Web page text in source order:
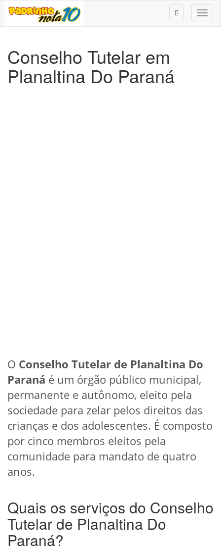
Conselho Tutelar em
Planaltina Do Paraná
O Conselho Tutelar de Planaltina Do
Paraná é um órgão público municipal,
permanente e autônomo, eleito pela
sociedade para zelar pelos direitos das
crianças e dos adolescentes. É composto
por cinco membros eleitos pela
comunidade para mandato de quatro
anos.
Quais os serviços do Conselho
Tutelar de Planaltina Do
Paraná?